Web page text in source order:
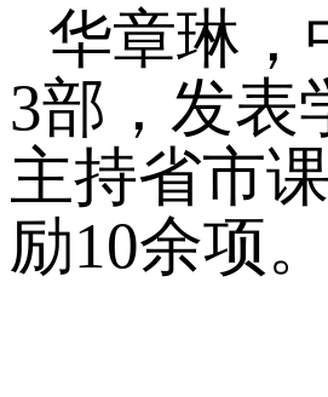
华章琳，
3部，发表
主持省市
励10余项